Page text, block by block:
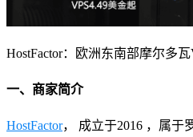
HostFactor：欧洲东南部摩尔多
一、商家简介
HostFactor， 成立于2016 ，属于